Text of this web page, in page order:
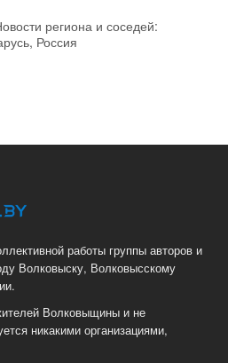
региона и соседей:
Россия
работы группы авторов и
Волковыску, Волковысскому
Волковыщины и не
никакими организациями,